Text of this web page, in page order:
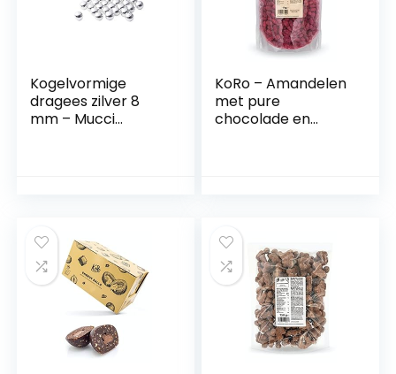
Kogelvormige
dragees zilver 8
mm – Mucci
KoRo – Amandelen
met pure
chocolade en